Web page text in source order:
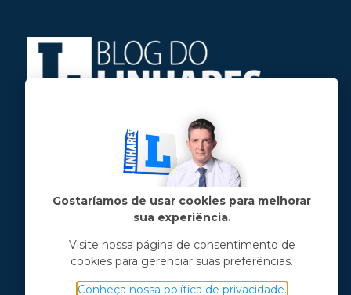
Jose Linhares Jr é maranhense.
Formado em Jornalismo, estudou filosofia
e tem pós-graduações em ciência política
e marketing político.
Menu principal
Notícias
Opinião
Gostaríamos de usar cookies para melhorar
sua experiência.
Visite nossa página de consentimento de
cookies para gerenciar suas preferências.
Conheça nossa política de privacidade.